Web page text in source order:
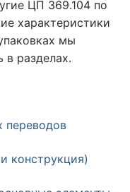
ЦП 369.104 по
характеристики
мы
в разделах.
переводов
конструкция)